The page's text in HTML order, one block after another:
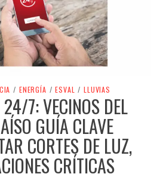
/ ENERGÍA / ESVAL / LLUVIAS
24/7: VECINOS DEL
GUÍA CLAVE
CORTES DE LUZ,
CRÍTICAS